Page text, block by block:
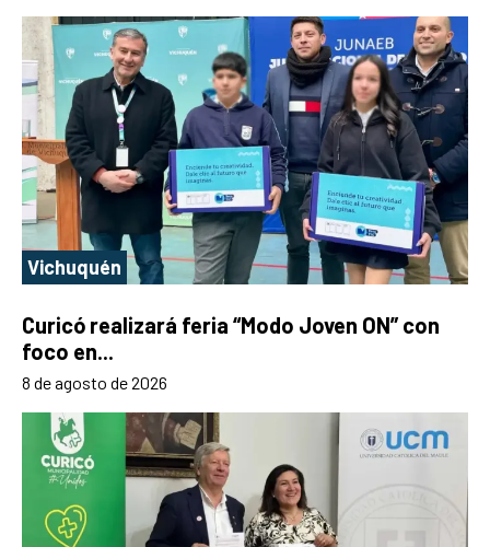
Vichuquén
Curicó realizará feria “Modo Joven ON” con
foco en...
8 de agosto de 2026